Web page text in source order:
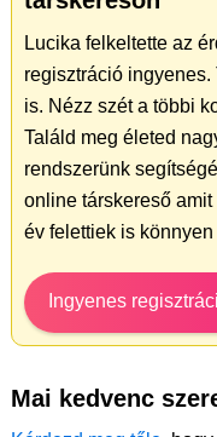
Lucika felkeltette az
regisztráció
is. Nézz szét a többi
Találd meg életed
rendszerünk
online társkereső
év felettiek is
Ingyenes
Mai kedvenc